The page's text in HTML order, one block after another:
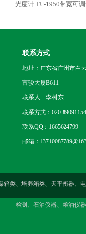
光度计 TU-1950带宽可
联系方式
地址：广东省广州市白
富骏大厦B611
联系人：李树东
联系方式：020-89091154
联系QQ：1665624799
邮箱：
箱类、培养箱类、天平衡器
检测、石油仪器、粮油仪